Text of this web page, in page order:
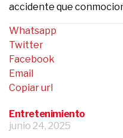
accidente que
Entretenimiento
junio 24, 2025
Whatsapp
Twitter
Facebook
Email
Copiar url